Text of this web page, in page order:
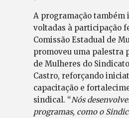
A programação também
voltadas à participação
Comissão Estadual de
promoveu uma palestra
de Mulheres do
Castro, reforçando
capacitação e
sindical. “Nós
programas, como o